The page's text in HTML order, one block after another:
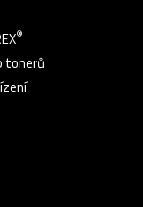
®
tonerů